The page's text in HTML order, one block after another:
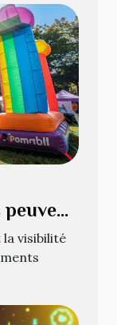
visibilité